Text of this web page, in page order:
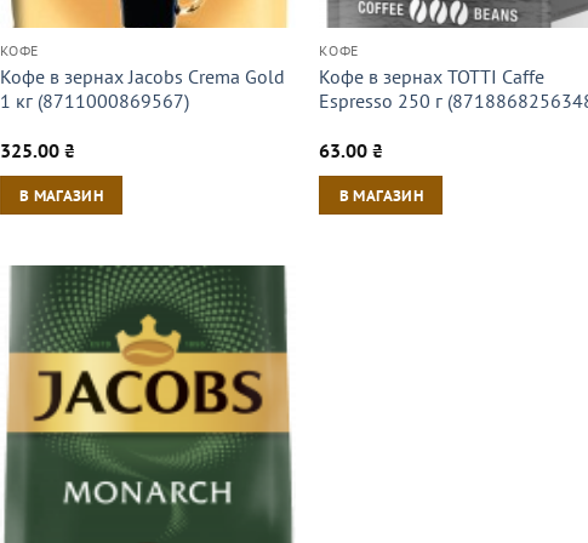
КОФЕ
Кофе в зернах Jacobs Crema Gold
1 кг (8711000869567)
325.00 ₴
В МАГАЗИН
КОФЕ
Кофе в зернах TOTTI Caffe
Espresso 250 г
63.00₴
В МАГАЗИН